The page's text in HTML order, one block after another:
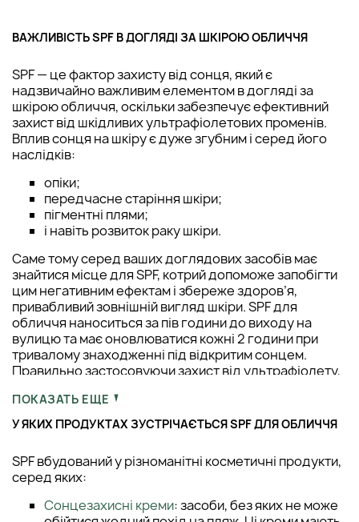
ВАЖЛИВІСТЬ SPF В ДОГЛЯДІ ЗА ШКІРОЮ ОБЛИЧЧЯ
SPF — це фактор захисту від сонця, який є
надзвичайно важливим елементом в догляді за
шкірою обличчя, оскільки забезпечує ефективний
захист від шкідливих ультрафіолетових променів.
Вплив сонця на шкіру є дуже згубним і серед його
наслідків:
опіки;
передчасне старіння шкіри;
пігментні плями;
і навіть розвиток раку шкіри.
Саме тому серед ваших доглядових засобів має
знайтися місце для SPF, котрий допоможе запобігти
цим негативним ефектам і збереже здоров’я,
привабливий зовнішній вигляд шкіри. SPF для
обличчя наноситься за пів години до виходу на
вулицю та має оновлюватися кожні 2 години при
тривалому знаходженні під відкритим сонцем.
Правильно застосовуючи захист від ультрафіолету,
У ЯКИХ ПРОДУКТАХ ЗУСТРІЧАЄТЬСЯ SPF ДЛЯ ОБЛИЧЧЯ
SPF вбудований у різноманітні косметичні продукти,
серед яких:
Сонцезахисні креми: засоби, без яких не може
ПОКАЗАТЬ ЕЩЕ